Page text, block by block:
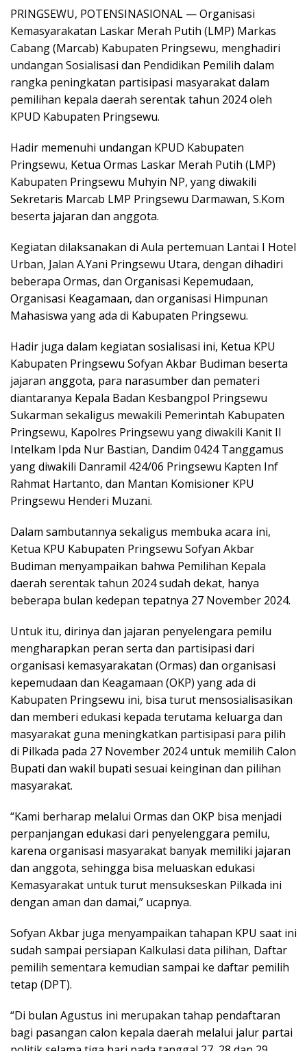
PRINGSEWU, POTENSINASIONAL — Organisasi
Kemasyarakatan Laskar Merah Putih (LMP) Markas
Cabang (Marcab) Kabupaten Pringsewu, menghadiri
undangan Sosialisasi dan Pendidikan Pemilih dalam
rangka peningkatan partisipasi masyarakat dalam
pemilihan kepala daerah serentak tahun 2024 oleh
KPUD Kabupaten Pringsewu.
Hadir memenuhi undangan KPUD Kabupaten
Pringsewu, Ketua Ormas Laskar Merah Putih (LMP)
Kabupaten Pringsewu Muhyin NP, yang diwakili
Sekretaris Marcab LMP Pringsewu Darmawan, S.Kom
beserta jajaran dan anggota.
Kegiatan dilaksanakan di Aula pertemuan Lantai I Hotel
Urban, Jalan A.Yani Pringsewu Utara, dengan dihadiri
beberapa Ormas, dan Organisasi Kepemudaan,
Organisasi Keagamaan, dan organisasi Himpunan
Mahasiswa yang ada di Kabupaten Pringsewu.
Hadir juga dalam kegiatan sosialisasi ini, Ketua KPU
Kabupaten Pringsewu Sofyan Akbar Budiman beserta
jajaran anggota, para narasumber dan pemateri
diantaranya Kepala Badan Kesbangpol Pringsewu
Sukarman sekaligus mewakili Pemerintah Kabupaten
Pringsewu, Kapolres Pringsewu yang diwakili Kanit II
Intelkam Ipda Nur Bastian, Dandim 0424 Tanggamus
yang diwakili Danramil 424/06 Pringsewu Kapten Inf
Rahmat Hartanto, dan Mantan Komisioner KPU
Pringsewu Henderi Muzani.
Dalam sambutannya sekaligus membuka acara ini,
Ketua KPU Kabupaten Pringsewu Sofyan Akbar
Budiman menyampaikan bahwa Pemilihan Kepala
daerah serentak tahun 2024 sudah dekat, hanya
beberapa bulan kedepan tepatnya 27 November 2024.
Untuk itu, dirinya dan jajaran penyelengara pemilu
mengharapkan peran serta dan partisipasi dari
organisasi kemasyarakatan (Ormas) dan organisasi
kepemudaan dan Keagamaan (OKP) yang ada di
Kabupaten Pringsewu ini, bisa turut mensosialisasikan
dan memberi edukasi kepada terutama keluarga dan
masyarakat guna meningkatkan partisipasi para pilih
di Pilkada pada 27 November 2024 untuk memilih Calon
Bupati dan wakil bupati sesuai keinginan dan pilihan
masyarakat.
“Kami berharap melalui Ormas dan OKP bisa menjadi
perpanjangan edukasi dari penyelenggara pemilu,
karena organisasi masyarakat banyak memiliki jajaran
dan anggota, sehingga bisa meluaskan edukasi
Kemasyarakat untuk turut mensukseskan Pilkada ini
dengan aman dan damai,” ucapnya.
Sofyan Akbar juga menyampaikan tahapan KPU saat ini
sudah sampai persiapan Kalkulasi data pilihan, Daftar
pemilih sementara kemudian sampai ke daftar pemilih
tetap (DPT).
“Di bulan Agustus ini merupakan tahap pendaftaran
bagi pasangan calon kepala daerah melalui jalur partai